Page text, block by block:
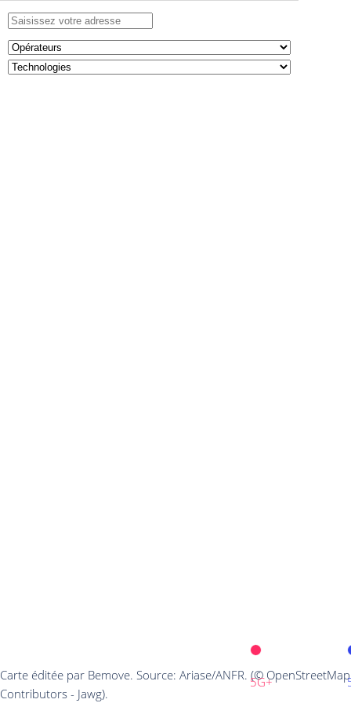
5G+
Carte éditée par Bemove. Source: Ariase/ANFR. (© OpenStreetMap
Contributors - Jawg).